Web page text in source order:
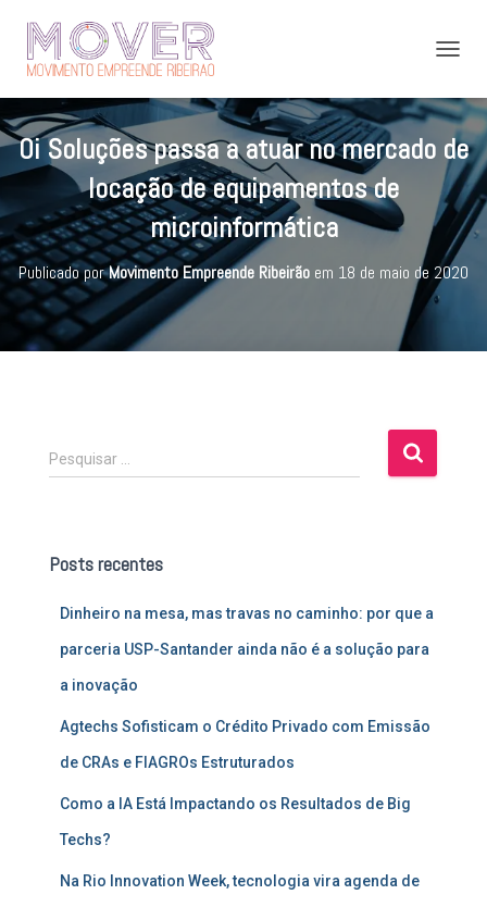
T
E
R
N
A
R
A
V
Ç
Oi Soluções passa a atuar no mercado de
locação de equipamentos de
microinformática
Publicado porMovimento Empreende Ribeirão em 18 de maio de 2020
P
e
i
Pesquisar …
Posts recentes
Dinheiro na mesa, mas travas no caminho: por que a
parceria USP-Santander ainda não é a solução para
a inovação
Agtechs Sofisticam o Crédito Privado com Emissão
de CRAs e FIAGROs Estruturados
Como a IA Está Impactando os Resultados de Big
Techs?
Na Rio Innovation Week, tecnologia vira agenda de